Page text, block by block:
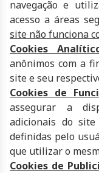
navegação e
acesso a áreas
site não funciona
Cookies
anônimos com a
site e seu
Cookies de
assegurar a
adicionais do
definidas pelo
que utilizar o
Cookies de